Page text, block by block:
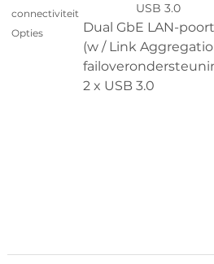
connectiviteit
Opties
USB 3.0
Dual GbE LAN-
(w / Link
2 x USB 3.0